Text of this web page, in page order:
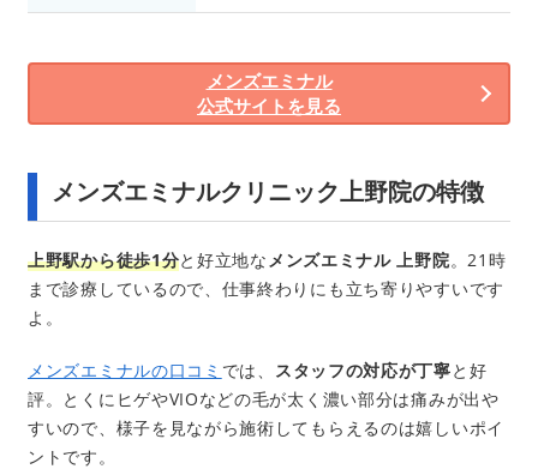
メンズエミナル
公式サイトを見る
メンズエミナルクリニック上野院の特徴
上野駅から徒歩1分と好立地なメンズエミナル 上野院。21時
まで診療しているので、仕事終わりにも立ち寄りやすいです
よ。
メンズエミナルの口コミ では、 スタッフの対応が丁寧と好
評。とくにヒゲやVIOなどの毛が太く濃い部分は痛みが出や
すいので、様子を見ながら施術してもらえるのは嬉しいポイ
ントです。